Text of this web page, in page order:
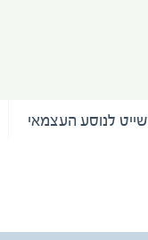
שייט לנוסע העצמאי